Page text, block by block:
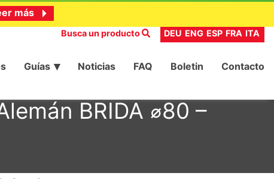
más
Busca un producto DEU ENG ESP FRA ITA
Guías Noticias FAQ Boletin Contacto
BRIDA ⌀80 –